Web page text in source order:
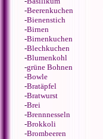
-Beerenkuchen
-Bienenstich
-Birnen
-Birnenkuchen
-Blechkuchen
-Blumenkohl
-grüne Bohnen
-Bowle
-Bratäpfel
-Bratwurst
-Brei
-Brennnesseln
-Brokkoli
-Brombeeren